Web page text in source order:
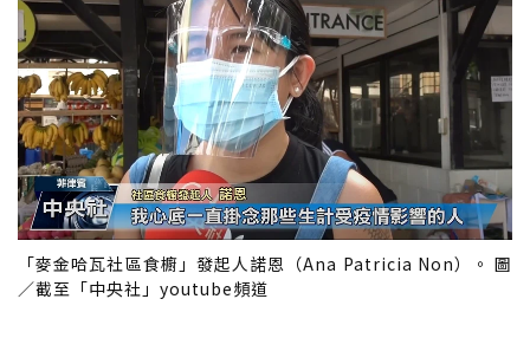
「麥金哈瓦社區食櫥」發起人諾恩（Ana Patricia Non）。 圖
／截至「中央社」youtube頻道